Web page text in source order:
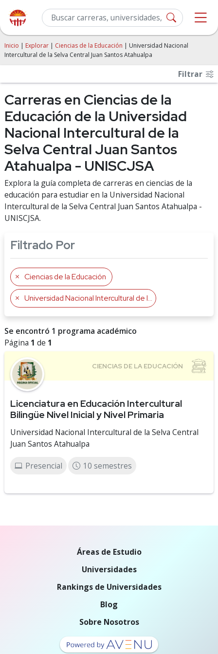
Inicio | Explorar | Ciencias de la Educación | Universidad Nacional
Intercultural de la Selva Central Juan Santos Atahualpa
Filtrar
Carreras en Ciencias de la
Educación de la Universidad
Nacional Intercultural de la
Selva Central Juan Santos
Atahualpa - UNISCJSA
Explora la guía completa de carreras en ciencias de la
educación para estudiar en la Universidad Nacional
Intercultural de la Selva Central Juan Santos Atahualpa -
UNISCJSA.
Filtrado Por
Ciencias de la Educación
Universidad Nacional Intercultural de la Selva Central Juan Santos Atahualpa
Se encontró 1 programa académico
Página 1 de 1
Licenciatura en Educación Intercultural
Bilingüe Nivel Inicial y Nivel Primaria
Universidad Nacional Intercultural de la Selva Central
Juan Santos Atahualpa
Presencial 10 semestres
Áreas de Estudio
Universidades
Rankings de Universidades
Blog
Sobre Nosotros